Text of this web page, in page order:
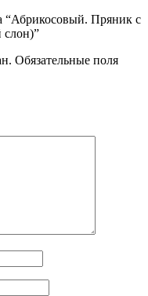
“Абрикосовый. Пряник с
слон)”
Обязательные поля